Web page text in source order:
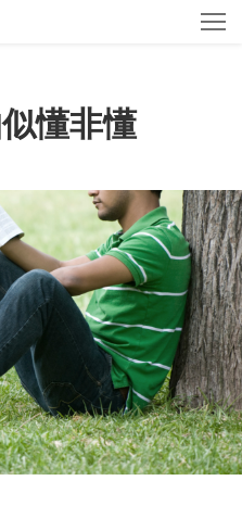
懂非懂